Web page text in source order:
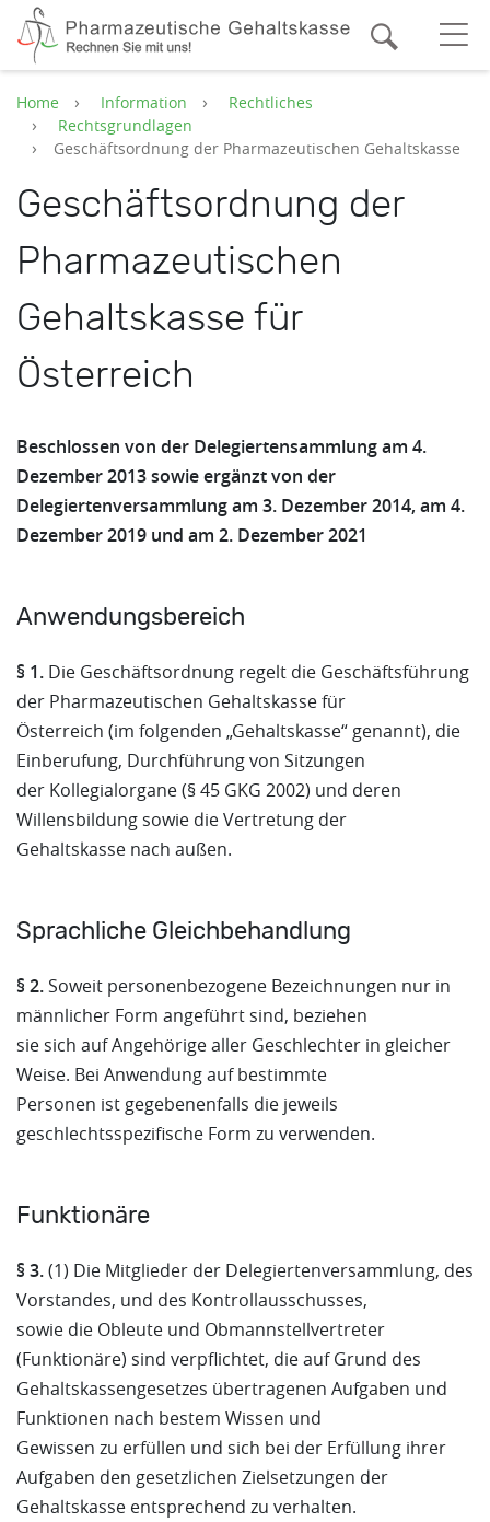
Zum Hauptinhalt springen Suche
Home Information
Rechtliches
Rechtsgrundlagen
Geschäftsordnung der Pharmazeutischen Gehaltskasse
Geschäftsordnung der
Pharmazeutischen
Gehaltskasse für
Österreich
Beschlossen von der Delegiertensammlung am 4.
Dezember 2013 sowie ergänzt von der
Delegiertenversammlung am 3. Dezember 2014, am 4.
Dezember 2019 und am 2. Dezember 2021
Anwendungsbereich
§ 1. Die Geschäftsordnung regelt die Geschäftsführung
der Pharmazeutischen Gehaltskasse für
Österreich (im folgenden „Gehaltskasse“ genannt), die
Einberufung, Durchführung von Sitzungen
der Kollegialorgane (§ 45 GKG 2002) und deren
Willensbildung sowie die Vertretung der
Gehaltskasse nach außen.
Sprachliche Gleichbehandlung
§ 2.Soweit personenbezogene Bezeichnungen nur in
männlicher Form angeführt sind, beziehen
sie sich auf Angehörige aller Geschlechter in gleicher
Weise. Bei Anwendung auf bestimmte
Personen ist gegebenenfalls die jeweils
geschlechtsspezifische Form zu verwenden.
Funktionäre
§ 3.(1) Die Mitglieder der Delegiertenversammlung, des
Vorstandes, und des Kontrollausschusses,
sowie die Obleute und Obmannstellvertreter
(Funktionäre) sind verpflichtet, die auf Grund des
Gehaltskassengesetzes übertragenen Aufgaben und
Funktionen nach bestem Wissen und
Gewissen zu erfüllen und sich bei der Erfüllung ihrer
Aufgaben den gesetzlichen Zielsetzungen der
Gehaltskasse entsprechend zu verhalten.